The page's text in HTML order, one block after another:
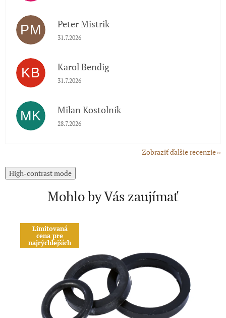
PM Peter Mistrik
Hodnotenie obchodu je 5 z 5 hviezdičiek.
31.7.2026
KB Karol Bendig
Hodnotenie obchodu je 5 z 5 hviezdičiek.
31.7.2026
MK Milan Kostolník
Hodnotenie obchodu je 5 z 5 hviezdičiek.
28.7.2026
Zobraziť ďalšie recenzie
High-contrast mode
Mohlo by Vás zaujímať
Limitovaná
cena pre
najrýchlejších